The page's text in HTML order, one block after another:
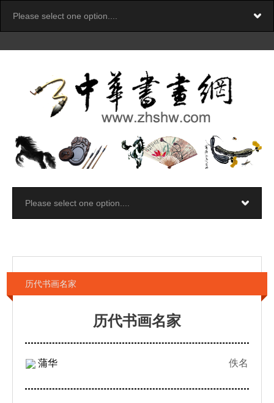
历代书画名家
历代书画名家
蒲华 佚名